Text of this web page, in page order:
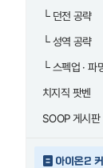
└던전 공략
└성역 공략
└스펙업 · 파
치지직 팟벤
SOOP 게시판
아이온2